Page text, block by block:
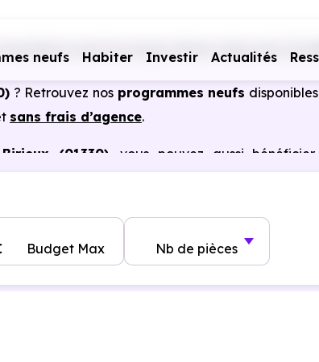
neufs Habiter Investir Actualités
immobiliers neufs Auvergne-Rhône-Alpes Ain (01)
? Retrouvez nos programmes neufs
sans frais d’agence.
(01330) , vous pouvez aussi
Budget Max Nb de pièces